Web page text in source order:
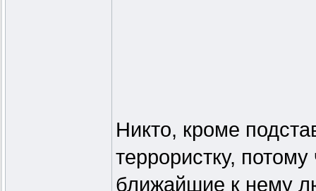
Никто, кроме
террористку,
ближайшие к нему